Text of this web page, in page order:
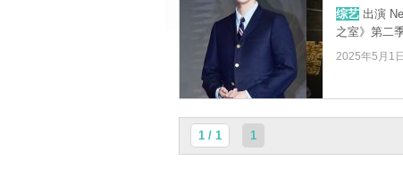
综艺出演
之室》第二
2025年5月1
1 / 1 1